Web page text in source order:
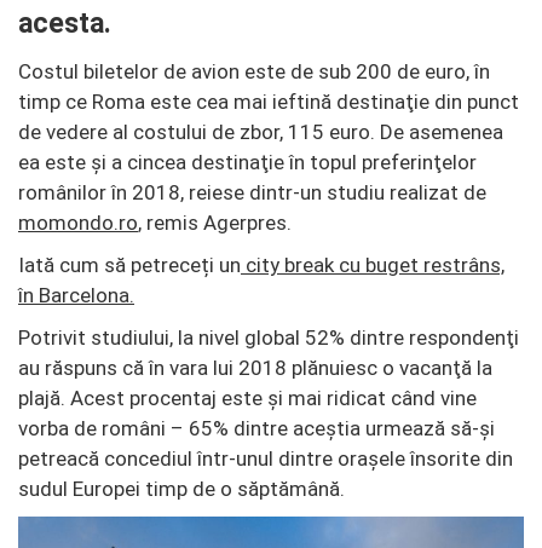
acesta.
Costul biletelor de avion este de sub 200 de euro, în
timp ce Roma este cea mai ieftină destinaţie din punct
de vedere al costului de zbor, 115 euro. De asemenea
ea este şi a cincea destinaţie în topul preferinţelor
românilor în 2018, reiese dintr-un studiu realizat de
momondo.ro, remis Agerpres.
Iată cum să petreceți un city break cu buget restrâns,
în Barcelona.
Potrivit studiului, la nivel global 52% dintre respondenţi
au răspuns că în vara lui 2018 plănuiesc o vacanţă la
plajă. Acest procentaj este şi mai ridicat când vine
vorba de români – 65% dintre aceştia urmează să-şi
petreacă concediul într-unul dintre oraşele însorite din
sudul Europei timp de o săptămână.